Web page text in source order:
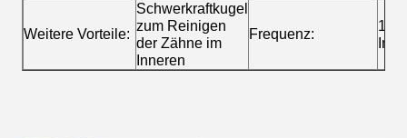
Weitere Vorteile:
Schwerkraftkugel
zum Reinigen
der Zähne im
Inneren
Frequenz: